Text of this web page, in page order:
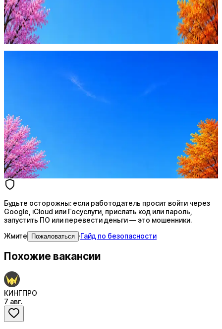
Будьте осторожны: если работодатель просит войти через
Google, iCloud или Госуслуги, прислать код или пароль,
запустить ПО или перевести деньги — это мошенники.
Жмите Пожаловаться
Стратегия поиска с AI: рынки, позиции, вилка, каналы
Будьте осторожны: если работодатель просит войти через
Google, iCloud или Госуслуги, прислать код или пароль,
запустить ПО или перевести деньги — это мошенники.
Жмите
Пожаловаться ·Гайд по безопасности
Похожие вакансии
КИНГПРО
7 авг.